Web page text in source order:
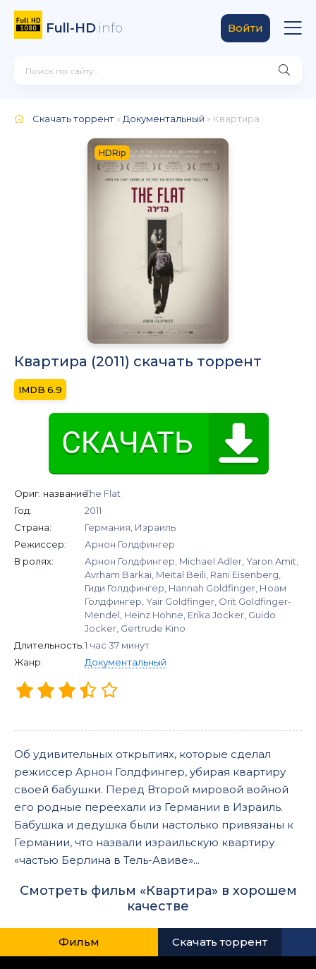
Full-HD.info Войти
Скачать торрент » Документальный » Квартира
HDRip
Квартира (2011) скачать торрент
6.9
Ориг. название:The Flat
Год:
2011
Страна:
Германия, Израиль
Режиссер:
Арнон Голдфингер
В ролях:
Арнон Голдфингер, Michael Adler, Yaron Amit,
Avrham Barkai, Meital Beili, Rani Eisenberg,
Гиди Голдфингер, Hannah Goldfinger, Ноам
Голдфингер, Yair Goldfinger, Orit Goldfinger-
Mendel, Heinz Hohne, Erika Jocker, Guido
Jocker, Gertrude Kino
Длительность:1 час 37 минут
Жанр:
Документальный
Об удивительных открытиях, которые сделал
режиссер Арнон Голдфингер, убирая квартиру
своей бабушки. Перед Второй мировой войной
его родные переехали из Германии в Израиль.
Бабушка и дедушка были настолько привязаны к
Германии, что назвали израильскую квартиру
«частью Берлина в Тель-Авиве»...
Смотреть фильм «Квартира» в хорошем
качестве
Фильм Скачать торрент